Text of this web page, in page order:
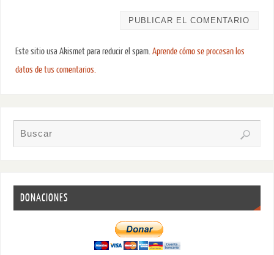
Este sitio usa Akismet para reducir el spam.Aprende cómo se procesan los
datos de tus comentarios.
DONACIONES